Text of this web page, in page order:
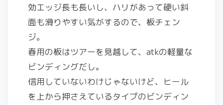
効エッジ長も長いし、ハリがあって硬い斜
面も滑りやすい気がするので、板チェン
ジ。
春用の板はツアーを見越して、atkの軽量な
ビンディングだし。
信用していないわけじゃないけど、ヒール
を上から押さえているタイプのビンディン